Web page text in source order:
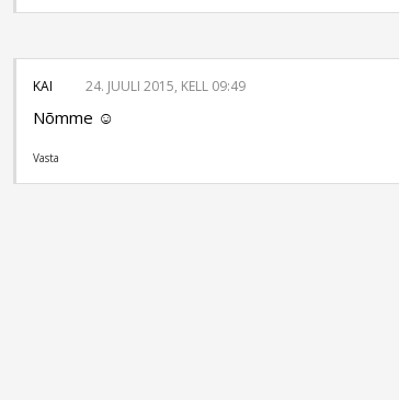
KAI 24. JUULI 2015, KELL 09:49
Nõmme ☺️
Vasta